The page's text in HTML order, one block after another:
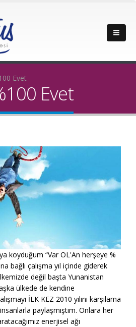
Evet
Evet
koyduğum “Var OL'An herşeye %
bağlı çalışma yıl içinde giderek
değil başta Yunanistan
ülkede de kendine
İLK KEZ 2010 yılını karşılama
paylaşmıştım. Onlara her
enerjisel ağı